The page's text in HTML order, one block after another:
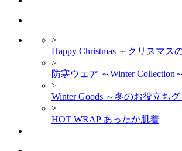
>
Happy Christmas ～クリスマス
>
防寒ウェア ～Winter Collection～
>
Winter Goods ～冬のお役立ち
>
HOT WRAP あったか肌着